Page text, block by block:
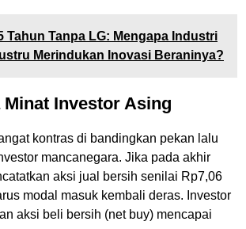
Tahun Tanpa LG: Mengapa Industri
Merindukan Inovasi Beraninya?
Investor Asing
kontras di bandingkan pekan lalu
mancanegara. Jika pada akhir
aksi jual bersih senilai Rp7,06
modal masuk kembali deras. Investor
aksi beli bersih (net buy) mencapai